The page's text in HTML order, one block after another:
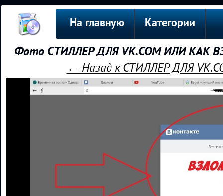
На главную Категории
Фото СТИЛЛЕР ДЛЯ VK.COM ИЛИ КАК
← Назад к СТИЛЛЕР ДЛЯ